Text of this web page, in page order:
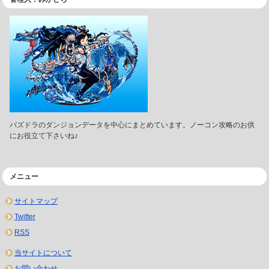
パズドラのダンジョンデータを中心にまとめています。ノーコン攻略のお供
にお役立て下さいね♪
メニュー
サイトマップ
Twitter
RSS
当サイトについて